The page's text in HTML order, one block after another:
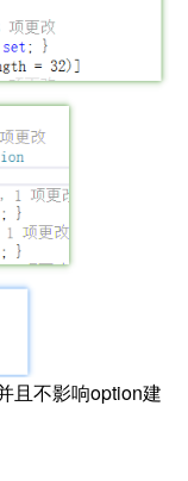
且不影响option建